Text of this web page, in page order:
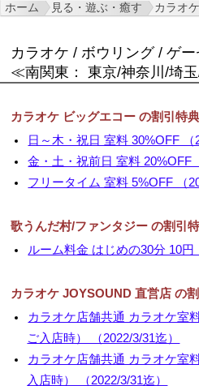
ホーム 見る・遊ぶ・癒す カラオ
カラオケ / ボウリング / ゲー
≪南関東： 東京/神奈川/埼
カラオケ ビッグエコー の割引特典
日～木・祝日 室料 30%OFF （
金・土・祝前日 室料 20%OFF
フリータイム 室料 5%OFF （
歌うんだ村/ファンタジー の割引
ルーム料金 はじめの30分 10円
カラオケ JOYSOUND 直営店 の
カラオケ店舗共通 カラオケ室
ご入店時） （2022/3/31迄）
カラオケ店舗共通 カラオケ室
入店時） （2022/3/31迄）